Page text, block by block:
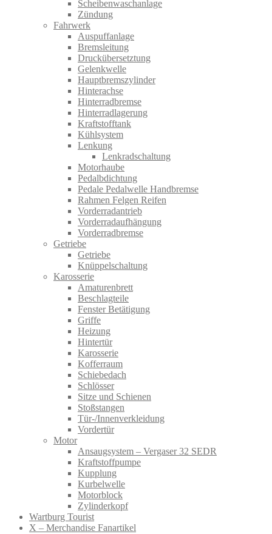
Scheibenwaschanlage
Zündung
Fahrwerk
Auspuffanlage
Bremsleitung
Druckübersetztung
Gelenkwelle
Hauptbremszylinder
Hinterachse
Hinterradbremse
Hinterradlagerung
Kraftstofftank
Kühlsystem
Lenkung
Lenkradschaltung
Motorhaube
Pedalbdichtung
Pedale Pedalwelle Handbremse
Rahmen Felgen Reifen
Vorderradantrieb
Vorderradaufhängung
Vorderradbremse
Getriebe
Getriebe
Knüppelschaltung
Karosserie
Amaturenbrett
Beschlagteile
Fenster Betätigung
Griffe
Heizung
Hintertür
Karosserie
Kofferraum
Schiebedach
Schlösser
Sitze und Schienen
Stoßstangen
Tür-/Innenverkleidung
Vordertür
Motor
Ansaugsystem – Vergaser 32 SEDR
Kraftstoffpumpe
Kupplung
Kurbelwelle
Motorblock
Zylinderkopf
Wartburg Tourist
X – Merchandise Fanartikel